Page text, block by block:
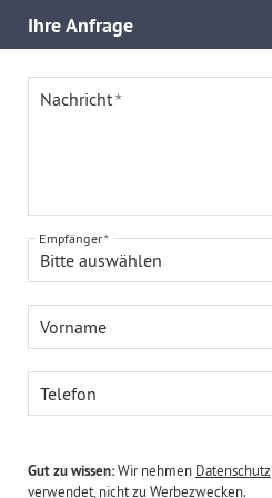
IhreAnfrage
Nachricht
Bitte auswählen
Empfänger
Vorname
Telefon
Gut zu wissen:Wir nehmen Datenschutz
verwendet, nicht zu Werbezwecken.